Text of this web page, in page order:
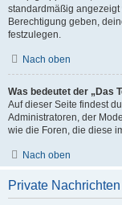
standardmäßig
Berechtigung geben,
festzulegen.
Nach oben
Was bedeutet der „Das
Auf dieser Seite findest
Administratoren, der
wie die Foren, die diese
Nach oben
Private Nachrichten